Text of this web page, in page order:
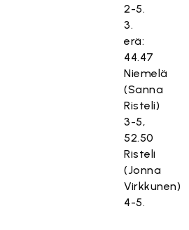
2-5.
3.
erä:
44.47
Niemelä
(Sanna
Risteli)
3-5,
52.50
Risteli
(Jonna
Virkkunen)
4-5.